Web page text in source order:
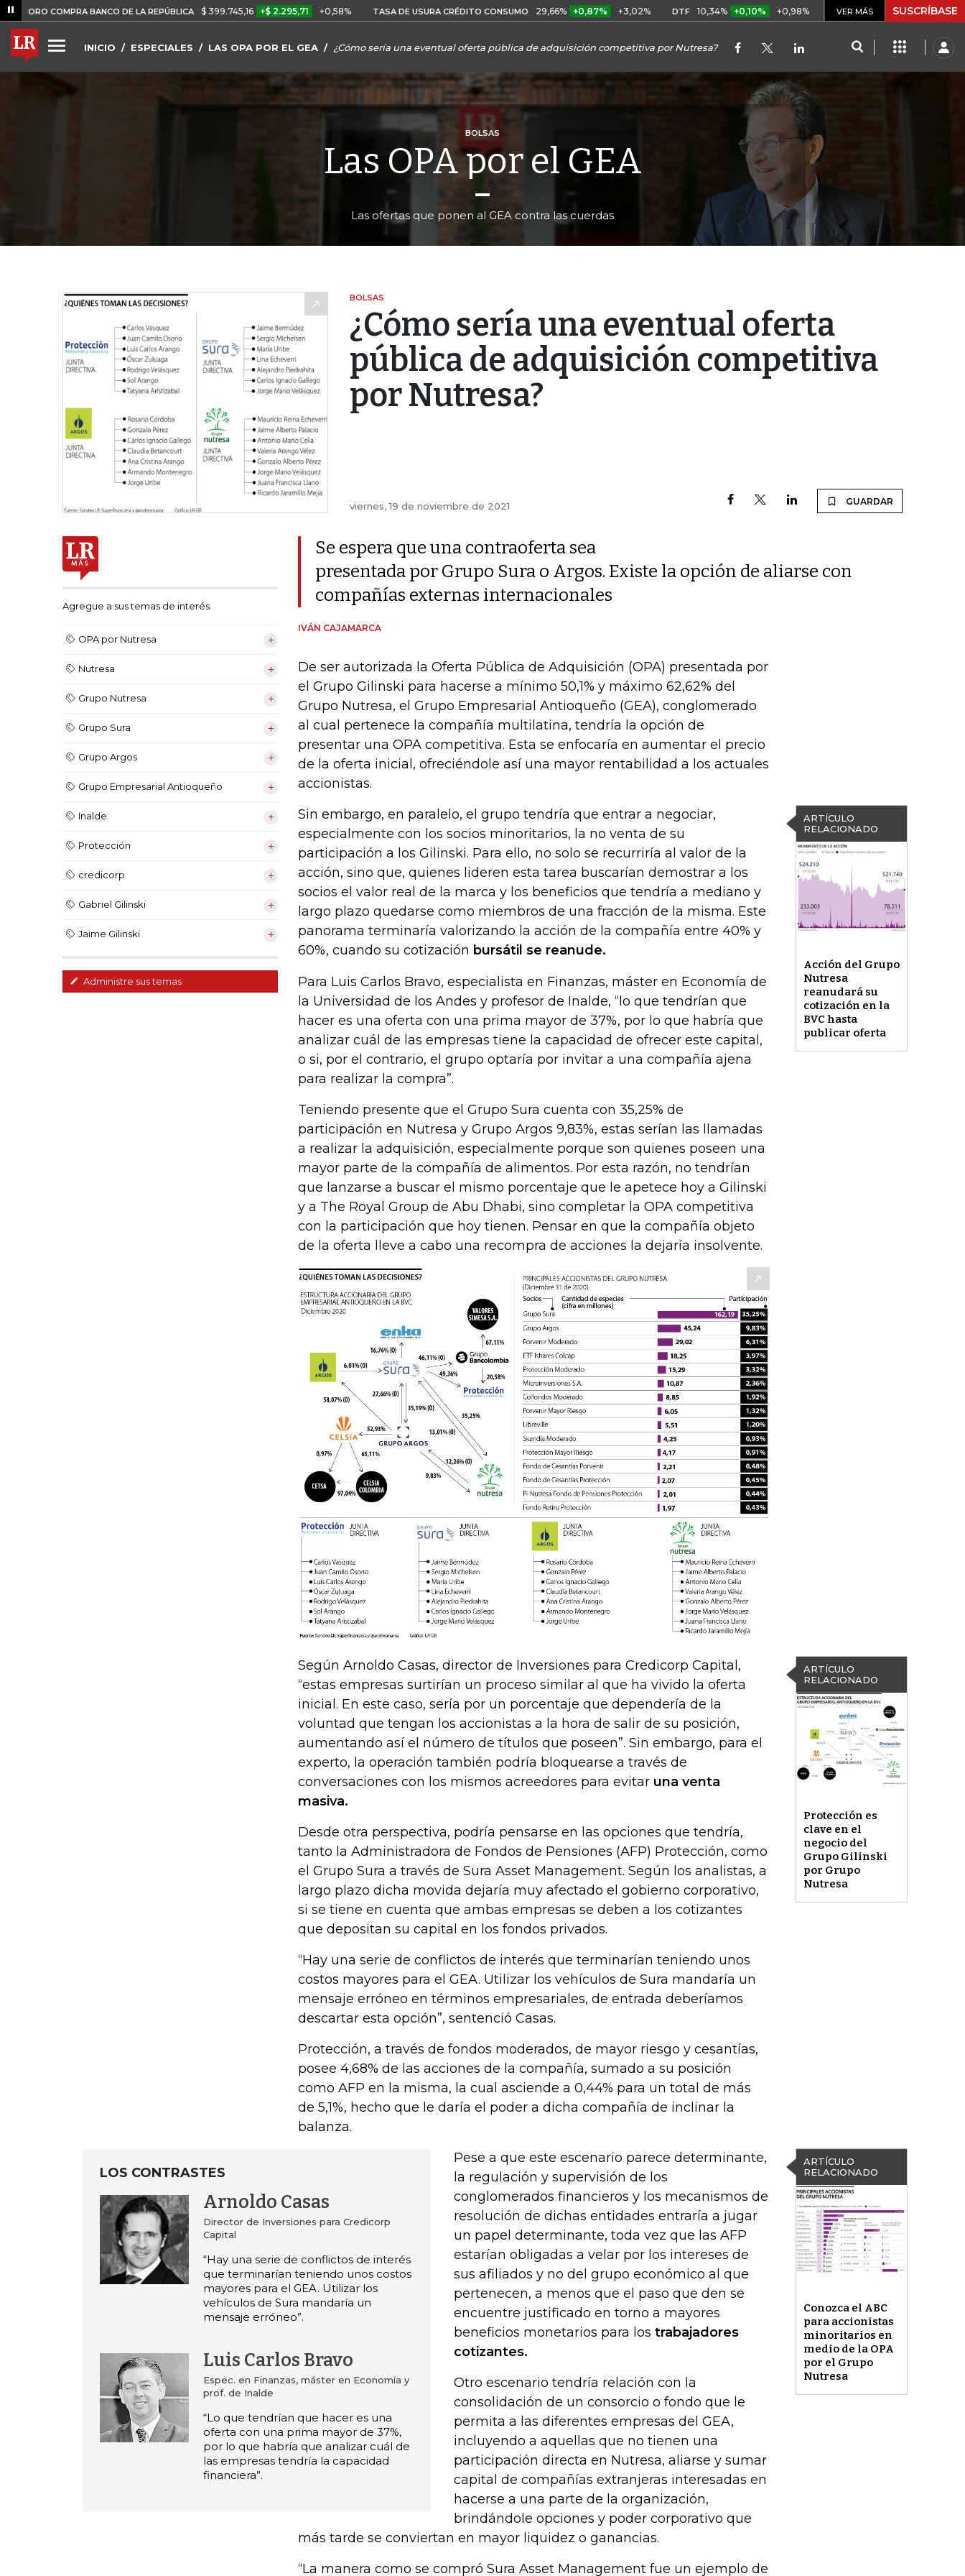
COMPRA BANCO DE LA REPÚBLICA $ 399.745,16 +$ 2.295,71 +0,58% TASA DE USURA CRÉDITO CONSUMO 29,66% +0,87% +3,02% DTF 10,34% +0,10% +0,98% UVR $ 416,86 +$ 0,05 +0,01%
VER MÁS SUSCRÍBASE
INICIO ESPECIALES LAS OPA POR EL GEA ¿Cómo sería una eventual oferta pública de adquisición competitiva por Nutresa?
BOLSAS
Las OPA por el GEA
Las ofertas que ponen al GEA contra las cuerdas
BOLSAS
¿Cómo sería una eventual oferta
pública de adquisición competitiva
por Nutresa?
viernes, 19 de noviembre de 2021 GUARDAR
Agregue a sus temas de interés
OPA por Nutresa
Nutresa
Grupo Nutresa
Grupo Sura
Grupo Argos
Grupo Empresarial Antioqueño
Inalde
Protección
credicorp
Gabriel Gilinski
Jaime Gilinski
Administre sus temas
Se espera que una contraoferta sea
presentada por Grupo Sura o Argos. Existe la opción de aliarse con
compañías externas internacionales
IVÁN CAJAMARCA
De ser autorizada la Oferta Pública de Adquisición (OPA) presentada por
el Grupo Gilinski para hacerse a mínimo 50,1% y máximo 62,62% del
Grupo Nutresa, el Grupo Empresarial Antioqueño (GEA), conglomerado
al cual pertenece la compañía multilatina, tendría la opción de
presentar una OPA competitiva. Esta se enfocaría en aumentar el precio
de la oferta inicial, ofreciéndole así una mayor rentabilidad a los actuales
accionistas.
ARTÍCULO
RELACIONADO
Acción del Grupo
Nutresa
reanudará su
cotización en la
BVC hasta
publicar oferta
Sin embargo, en paralelo, el grupo tendría que entrar a negociar,
especialmente con los socios minoritarios, la no venta de su
participación a los Gilinski. Para ello, no solo se recurriría al valor de la
acción, sino que, quienes lideren esta tarea buscarían demostrar a los
socios el valor real de la marca y los beneficios que tendría a mediano y
largo plazo quedarse como miembros de una fracción de la misma. Este
panorama terminaría valorizando la acción de la compañía entre 40% y
60%, cuando su cotización bursátil se reanude.
Para Luis Carlos Bravo, especialista en Finanzas, máster en Economía de
la Universidad de los Andes y profesor de Inalde, “lo que tendrían que
hacer es una oferta con una prima mayor de 37%, por lo que habría que
analizar cuál de las empresas tiene la capacidad de ofrecer este capital,
o si, por el contrario, el grupo optaría por invitar a una compañía ajena
para realizar la compra”.
Teniendo presente que el Grupo Sura cuenta con 35,25% de
participación en Nutresa y Grupo Argos 9,83%, estas serían las llamadas
a realizar la adquisición, especialmente porque son quienes poseen una
mayor parte de la compañía de alimentos. Por esta razón, no tendrían
que lanzarse a buscar el mismo porcentaje que le apetece hoy a Gilinski
y a The Royal Group de Abu Dhabi, sino completar la OPA competitiva
con la participación que hoy tienen. Pensar en que la compañía objeto
de la oferta lleve a cabo una recompra de acciones la dejaría insolvente.
ARTÍCULO
RELACIONADO
Protección es
clave en el
negocio del
Grupo Gilinski
por Grupo
Nutresa
Según Arnoldo Casas, director de Inversiones para Credicorp Capital,
“estas empresas surtirían un proceso similar al que ha vivido la oferta
inicial. En este caso, sería por un porcentaje que dependería de la
voluntad que tengan los accionistas a la hora de salir de su posición,
aumentando así el número de títulos que poseen”. Sin embargo, para el
experto, la operación también podría bloquearse a través de
conversaciones con los mismos acreedores para evitar una venta
masiva.
Desde otra perspectiva, podría pensarse en las opciones que tendría,
tanto la Administradora de Fondos de Pensiones (AFP) Protección, como
el Grupo Sura a través de Sura Asset Management. Según los analistas, a
largo plazo dicha movida dejaría muy afectado el gobierno corporativo,
si se tiene en cuenta que ambas empresas se deben a los cotizantes
que depositan su capital en los fondos privados.
“Hay una serie de conflictos de interés que terminarían teniendo unos
costos mayores para el GEA. Utilizar los vehículos de Sura mandaría un
mensaje erróneo en términos empresariales, de entrada deberíamos
descartar esta opción”, sentenció Casas.
Protección, a través de fondos moderados, de mayor riesgo y cesantías,
posee 4,68% de las acciones de la compañía, sumado a su posición
como AFP en la misma, la cual asciende a 0,44% para un total de más
de 5,1%, hecho que le daría el poder a dicha compañía de inclinar la
balanza.
LOS CONTRASTES
Arnoldo Casas
Director de Inversiones para Credicorp
Capital
“Hay una serie de conflictos de interés
que terminarían teniendo unos costos
mayores para el GEA. Utilizar los
vehículos de Sura mandaría un
mensaje erróneo”.
Luis Carlos Bravo
Espec. en Finanzas, máster en Economía y
prof. de Inalde
“Lo que tendrían que hacer es una
oferta con una prima mayor de 37%,
por lo que habría que analizar cuál de
las empresas tendría la capacidad
financiera”.
ARTÍCULO
RELACIONADO
Conozca el ABC
para accionistas
minoritarios en
medio de la OPA
por el Grupo
Nutresa
Pese a que este escenario parece determinante,
la regulación y supervisión de los
conglomerados financieros y los mecanismos de
resolución de dichas entidades entraría a jugar
un papel determinante, toda vez que las AFP
estarían obligadas a velar por los intereses de
sus afiliados y no del grupo económico al que
pertenecen, a menos que el paso que den se
encuentre justificado en torno a mayores
beneficios monetarios para los trabajadores
cotizantes.
Otro escenario tendría relación con la
consolidación de un consorcio o fondo que le
permita a las diferentes empresas del GEA,
incluyendo a aquellas que no tienen una
participación directa en Nutresa, aliarse y sumar
capital de compañías extranjeras interesadas en
hacerse a una parte de la organización,
brindándole opciones y poder corporativo que
más tarde se conviertan en mayor liquidez o ganancias.
“La manera como se compró Sura Asset Management fue un ejemplo de